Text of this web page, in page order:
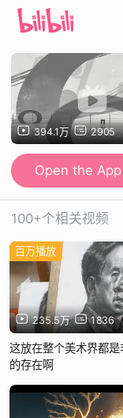
394.1万 2905
Open the
100+个相关视频
235.5万 1836
百万播放
这放在整个美术界都是
的存在啊